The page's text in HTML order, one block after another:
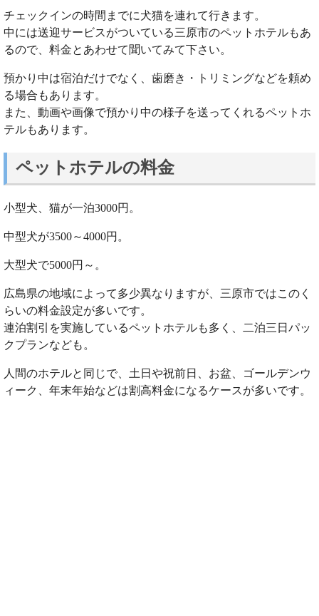
チェックインの時間までに犬猫を連れて行きます。
中には送迎サービスがついている三原市のペットホテルもあ
るので、料金とあわせて聞いてみて下さい。
預かり中は宿泊だけでなく、歯磨き・トリミングなどを頼め
る場合もあります。
また、動画や画像で預かり中の様子を送ってくれるペットホ
テルもあります。
ペットホテルの料金
小型犬、猫が一泊3000円。
中型犬が3500～4000円。
大型犬で5000円～。
広島県の地域によって多少異なりますが、三原市ではこのく
らいの料金設定が多いです。
連泊割引を実施しているペットホテルも多く、二泊三日パッ
クプランなども。
人間のホテルと同じで、土日や祝前日、お盆、ゴールデンウ
ィーク、年末年始などは割高料金になるケースが多いです。